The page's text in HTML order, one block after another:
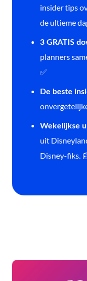
insider tips
de ultieme
3 GRATIS
planners
✅
De beste
Wekelijkse
uit
Disney-fiks.